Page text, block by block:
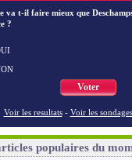
Real: Mastantuono prêté à la
Man City
Palace
va t-il faire mieux que
?
Voter
Voir les resultats - Voir les
populaires du